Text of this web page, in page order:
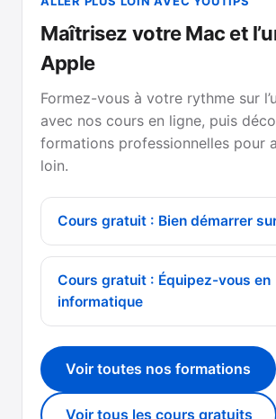
Maîtrisez votre Mac et
Apple
Formez-vous à votre rythme sur
avec nos cours en ligne, puis
formations professionnelles pour
loin.
Cours gratuit : Bien démarrer
Cours gratuit : Équipez-vous en
informatique
Voir toutes nos formations
Voir tous les cours gratuits